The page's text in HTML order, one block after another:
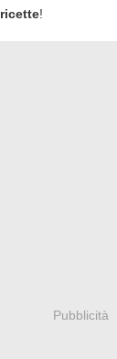
ricette!
Pubblicità